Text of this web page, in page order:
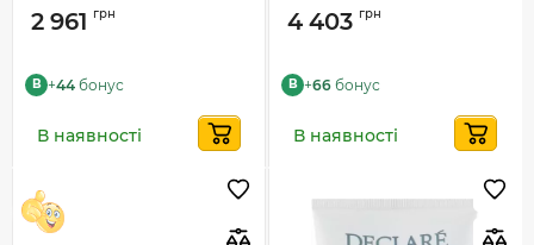
2 961 грн
B +44 бонус
В наявності
4 403 грн
B +66 бонус
В наявності